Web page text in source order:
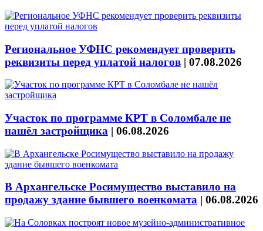
Региональное УФНС рекомендует проверить
реквизиты перед уплатой налогов | 07.08.2026
Участок по программе КРТ в Соломбале не
нашёл застройщика | 06.08.2026
В Архангельске Росимущество выставило на
продажу здание бывшего военкомата | 06.08.2026